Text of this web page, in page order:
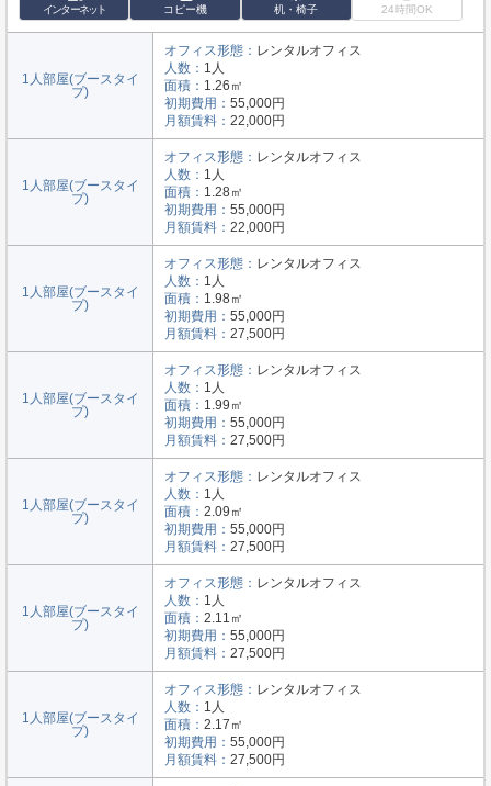
インターネット コピー機 机・椅子 24時間OK
1人部屋(ブースタイ
プ)
オフィス形態： レンタルオフィス
人数： 1人
面積： 1.26㎡
初期費用： 55,000円
月額賃料： 22,000円
1人部屋(ブースタイ
プ)
オフィス形態： レンタルオフィス
人数： 1人
面積： 1.28㎡
初期費用： 55,000円
月額賃料： 22,000円
1人部屋(ブースタイ
プ)
オフィス形態： レンタルオフィス
人数： 1人
面積： 1.98㎡
初期費用： 55,000円
月額賃料： 27,500円
1人部屋(ブースタイ
プ)
オフィス形態： レンタルオフィス
人数： 1人
面積： 1.99㎡
初期費用： 55,000円
月額賃料： 27,500円
1人部屋(ブースタイ
プ)
オフィス形態： レンタルオフィス
人数： 1人
面積： 2.09㎡
初期費用： 55,000円
月額賃料： 27,500円
1人部屋(ブースタイ
プ)
オフィス形態： レンタルオフィス
人数： 1人
面積： 2.11㎡
初期費用： 55,000円
月額賃料： 27,500円
1人部屋(ブースタイ
プ)
オフィス形態： レンタルオフィス
人数： 1人
面積： 2.17㎡
初期費用： 55,000円
月額賃料： 27,500円